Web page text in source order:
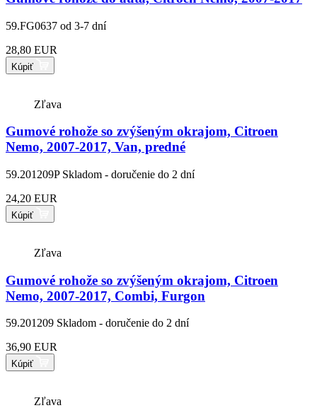
59.FG0637 od 3-7 dní
28,80 EUR
Kúpiť
Zľava
Gumové rohože so zvýšeným okrajom, Citroen
Nemo, 2007-2017, Van, predné
59.201209P Skladom - doručenie do 2 dní
24,20 EUR
Kúpiť
Zľava
Gumové rohože so zvýšeným okrajom, Citroen
Nemo, 2007-2017, Combi, Furgon
59.201209 Skladom - doručenie do 2 dní
36,90 EUR
Kúpiť
Zľava